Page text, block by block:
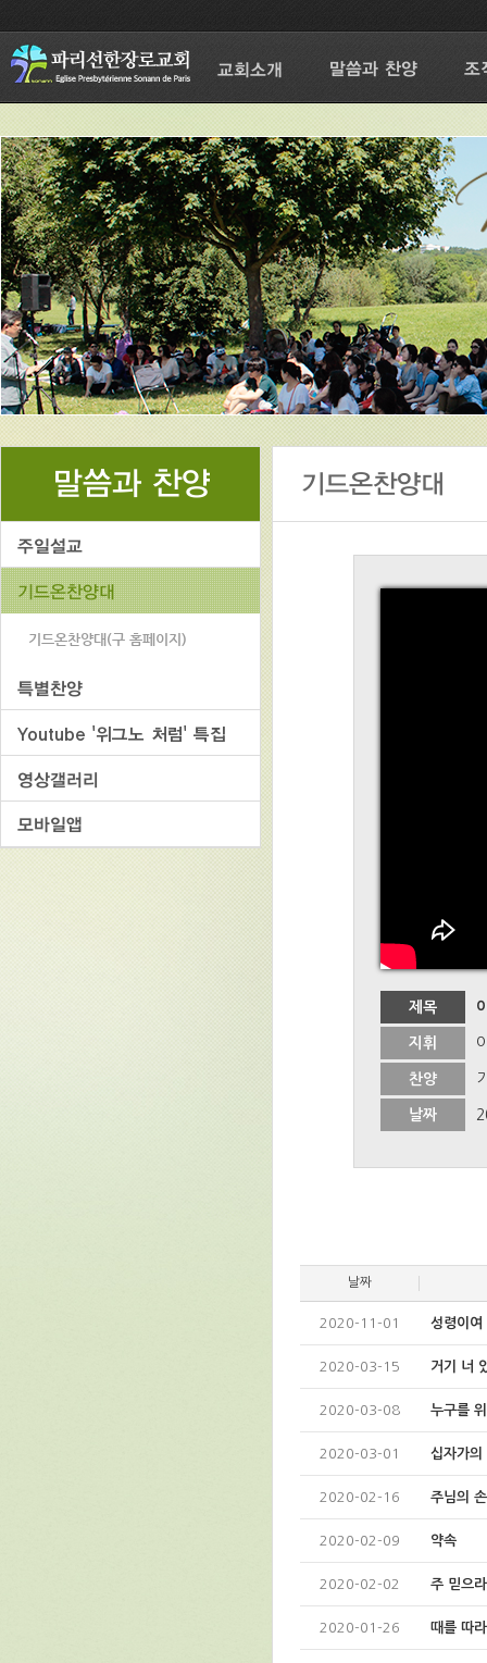
제목
지휘
찬양
날짜
날짜
2020-11-01 성령이여
2020-03-15 거기 너
2020-03-08 누구를
2020-03-01 십자가의
2020-02-16 주님의
2020-02-09 약속
2020-02-02 주 믿으라
2020-01-26 때를 따